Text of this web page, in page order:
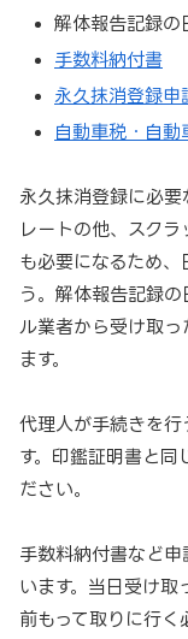
解体報告記録の
手数料納付書
永久抹消登録申
自動車税・自動
永久抹消登録に必要
レートの他、スク
も必要になるため、
う。解体報告記録
ル業者から受け取っ
ます。
代理人が手続きを
す。印鑑証明書と同
ださい。
手数料納付書など
います。当日受け取
前もって取りに行く